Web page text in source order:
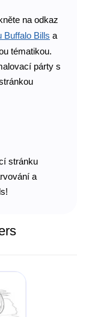
na odkaz
Buffalo Bills a
tématikou.
párty s
stránku
a